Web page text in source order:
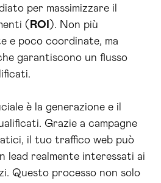
per massimizzare il
( ROI ). Non più
e poco coordinate, ma
garantiscono un flusso
è la generazione e il
Grazie a campagne
il tuo traffico web può
lead realmente interessati ai
Questo processo non solo